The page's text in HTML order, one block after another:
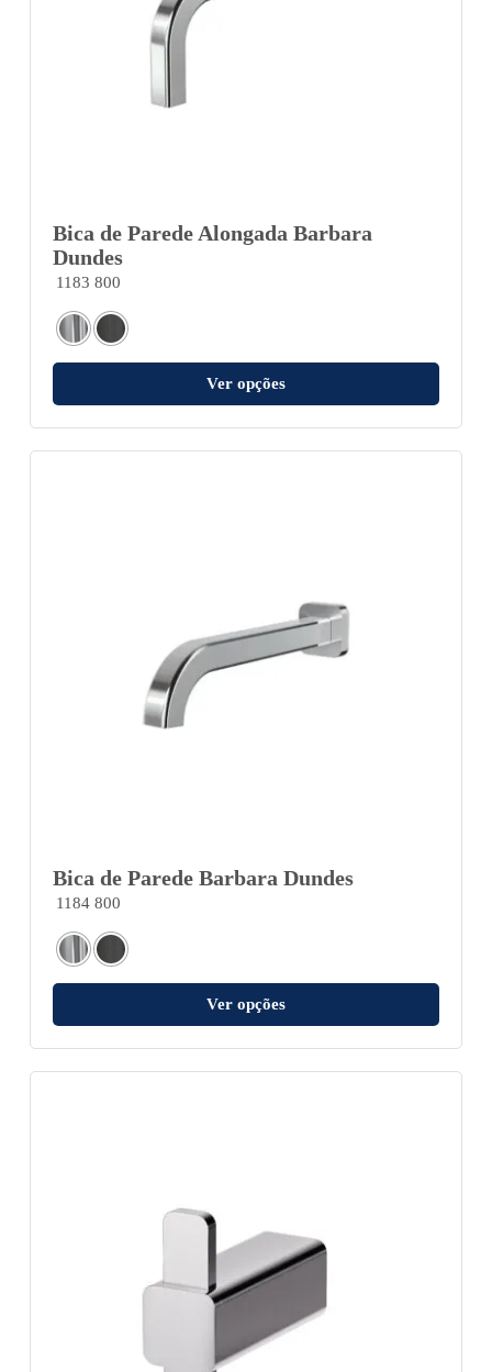
Bica de Parede Alongada Barbara
Dundes
1183 800
Ver opções
Bica de Parede Barbara Dundes
1184 800
Ver opções